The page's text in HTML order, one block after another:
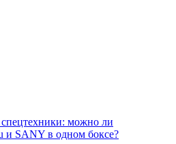
можно ли
и SANY в одном боксе?